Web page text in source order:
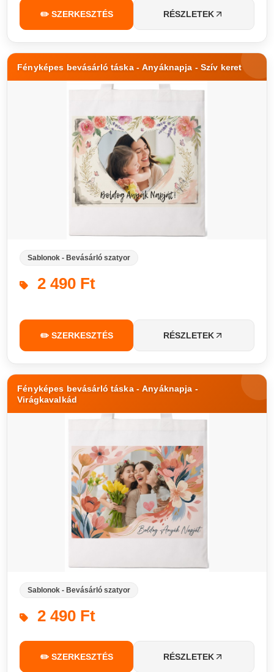
✏️ SZERKESZTÉS RÉSZLETEK
Fényképes bevásárló táska - Anyáknapja - Szív keret
Sablonok - Bevásárló szatyor
2 490 Ft
✏️ SZERKESZTÉS RÉSZLETEK
Fényképes bevásárló táska - Anyáknapja -
Virágkavalkád
Sablonok - Bevásárló szatyor
2 490 Ft
✏️ SZERKESZTÉS RÉSZLETEK